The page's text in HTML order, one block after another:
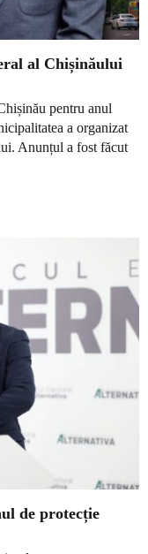
al Chișinăului
pentru anul
a organizat
Anunțul a fost făcut
de protecție